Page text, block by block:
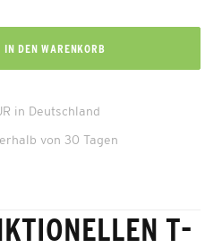
IN DEN WARENKORB
in Deutschland
von 30 Tagen
T-